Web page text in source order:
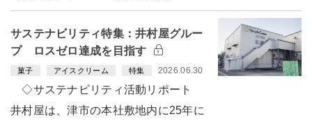
サステナビリティ特集：井村屋グルー
プ ロスゼロ達成を目指す
菓子 アイスクリーム 特集 2026.06.30
◇サステナビリティ活動リポート
井村屋は、津市の本社敷地内に25年に